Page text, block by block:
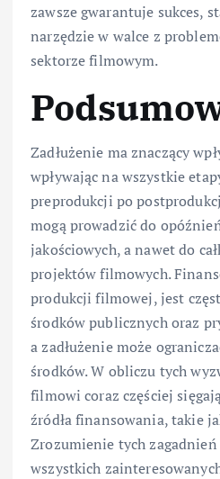
zawsze gwarantuje sukces,
narzędzie w walce z
sektorze filmowym.
Zadłużenie ma znaczący
wpływając na wszystkie
preprodukcji po
mogą prowadzić do
jakościowych, a nawet do
projektów filmowych.
produkcji filmowej, jest
środków publicznych oraz
a zadłużenie może
środków. W obliczu tych
filmowi coraz częściej
źródła finansowania, takie
Zrozumienie tych
wszystkich